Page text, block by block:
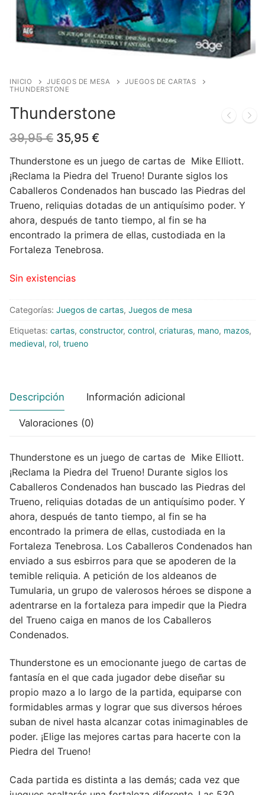
Juegos de cartas
Juegos de dados
Juegos infantiles
Juegos de Rol
Juegos de miniaturas
Cómics
Europeo
USA
DC Comics
Marvel Comics
Independiente
Harry Potter
Merchandising
Figuras
Funko POP!
Tazas/Vasos
Bandoleras/Bolsos
Felpudos/alfombras
Puzzles
Varios
Literatura
Liquidaciones
Blog
Contacto
INICIO JUEGOS DE MESA
JUEGOS DE CARTAS
THUNDERSTONE
Thunderstone
39,95€ El
precio
original
era:
39,95 €.
35,95 €
actual
es:
35,95 €.
Thunderstone es un juego de cartas de Mike Elliott.
¡Reclama la Piedra del Trueno! Durante siglos los
Caballeros Condenados han buscado las Piedras del
Trueno, reliquias dotadas de un antiquísimo poder. Y
ahora, después de tanto tiempo, al fin se ha
encontrado la primera de ellas, custodiada en la
Fortaleza Tenebrosa.
Sin existencias
Categorías: Juegos de cartas, Juegos de mesa
Etiquetas: cartas, constructor, control, criaturas, mano, mazos,
medieval, rol, trueno
Descripción Información adicional
Valoraciones (0)
Thunderstone es un juego de cartas de Mike Elliott.
¡Reclama la Piedra del Trueno! Durante siglos los
Caballeros Condenados han buscado las Piedras del
Trueno, reliquias dotadas de un antiquísimo poder. Y
ahora, después de tanto tiempo, al fin se ha
encontrado la primera de ellas, custodiada en la
Fortaleza Tenebrosa. Los Caballeros Condenados han
enviado a sus esbirros para que se apoderen de la
temible reliquia. A petición de los aldeanos de
Tumularia, un grupo de valerosos héroes se dispone a
adentrarse en la fortaleza para impedir que la Piedra
del Trueno caiga en manos de los Caballeros
Condenados.
Thunderstone es un emocionante juego de cartas de
fantasía en el que cada jugador debe diseñar su
propio mazo a lo largo de la partida, equiparse con
formidables armas y lograr que sus diversos héroes
suban de nivel hasta alcanzar cotas inimaginables de
poder. ¡Elige las mejores cartas para hacerte con la
Piedra del Trueno!
Cada partida es distinta a las demás; cada vez que